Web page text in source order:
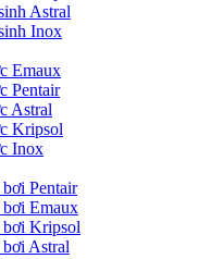
Astral
Inox
Emaux
Pentair
Astral
Kripsol
Inox
Pentair
Emaux
Kripsol
Astral